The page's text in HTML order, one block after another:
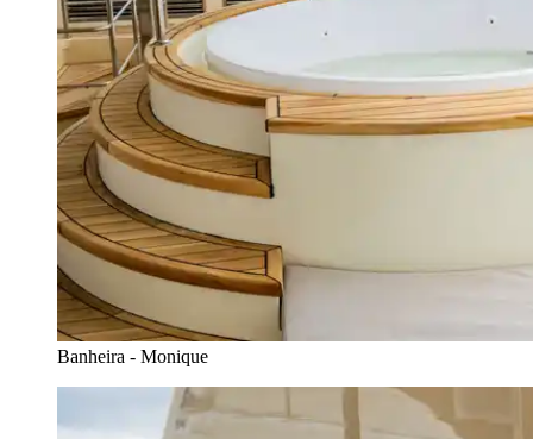
Banheira - Monique